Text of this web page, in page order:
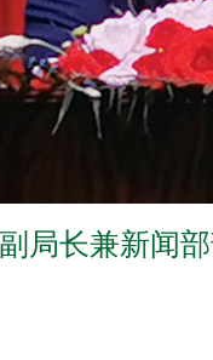
局长兼新闻